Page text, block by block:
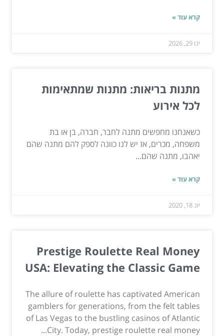
קרא עוד »
ינו 29, 2026
מתנות בריאות: מתנות שמתאימות
לכל אירוע
כשאנחנו מחפשים מתנה לחבר, חברה, בן או בת
משפחה, מכרים, אז יש לנו כוונה לספק להם מתנה שהם
יאהבו, מתנה שהם...
קרא עוד »
יונ 18, 2020
Prestige Roulette Real Money
USA: Elevating the Classic Game
The allure of roulette has captivated American
gamblers for generations, from the felt tables
of Las Vegas to the bustling casinos of Atlantic
City. Today, prestige roulette real money...